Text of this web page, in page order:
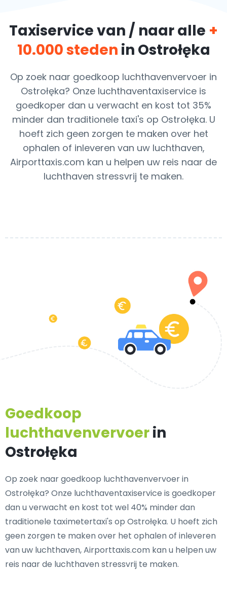
Taxiservice van / naar alle +
10.000 steden in Ostrołęka
Op zoek naar goedkoop luchthavenvervoer in
Ostrołęka? Onze luchthaventaxiservice is
goedkoper dan u verwacht en kost tot 35%
minder dan traditionele taxi's op Ostrołęka. U
hoeft zich geen zorgen te maken over het
ophalen of inleveren van uw luchthaven,
Airporttaxis.com kan u helpen uw reis naar de
luchthaven stressvrij te maken.
Goedkoop
luchthavenvervoerin
Ostrołęka
Op zoek naar goedkoop luchthavenvervoer in
Ostrołęka? Onze luchthaventaxiservice is goedkoper
dan u verwacht en kost tot wel 40% minder dan
traditionele taximetertaxi's op Ostrołęka. U hoeft zich
geen zorgen te maken over het ophalen of inleveren
van uw luchthaven, Airporttaxis.com kan u helpen uw
reis naar de luchthaven stressvrij te maken.